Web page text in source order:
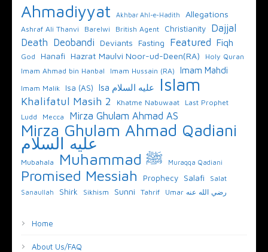
Ahmadiyyat Akhbar Ahl-e-Hadith Allegations
Ashraf Ali Thanvi Barelwi British Agent Christianity Dajjal
Death Deobandi Deviants Fasting Featured Fiqh
God Hanafi Hazrat Maulvi Noor-ud-Deen(RA)
Holy Quran
Imam Ahmad bin Hanbal
Imam Hussain (RA) Imam Mahdi
Imam Malik Isa (AS) Isa عليه السلام Islam
Khalifatul Masih 2 Khatme Nabuwaat
Last Prophet
Ludd
Mecca Mirza Ghulam Ahmad AS
Mirza Ghulam Ahmad Qadiani
عليه السلام
Mubahala Muhammad ﷺ Muraqqa Qadiani
Promised Messiah Prophecy Salafi Salat
Sanaullah Shirk Sikhism Sunni Tahrif Umar رضي الله عنه
Home
About Us/FAQ